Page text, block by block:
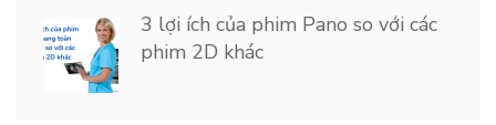
3 lợi ích của phim Pano so với các
phim 2D khác